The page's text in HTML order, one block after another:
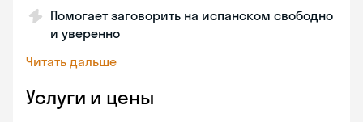
Помогает заговорить на испанском свободно
и уверенно
Читать дальше
Услуги и цены